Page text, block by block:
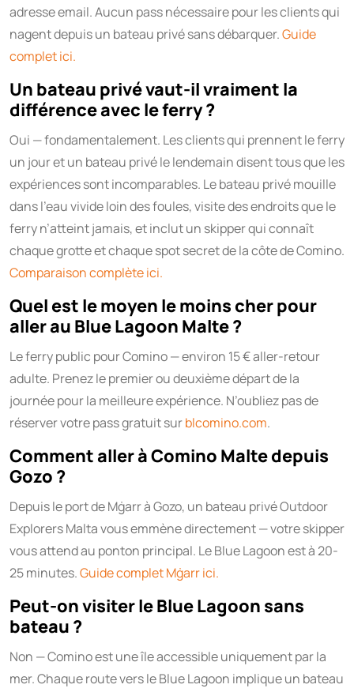
adresse email. Aucun pass nécessaire pour les clients qui
nagent depuis un bateau privé sans débarquer.Guide
complet ici.
Un bateau privé vaut-il vraiment la
différence avec le ferry ?
Oui — fondamentalement. Les clients qui prennent le ferry
un jour et un bateau privé le lendemain disent tous que les
expériences sont incomparables. Le bateau privé mouille
dans l’eau vivide loin des foules, visite des endroits que le
ferry n’atteint jamais, et inclut un skipper qui connaît
chaque grotte et chaque spot secret de la côte de Comino.
Comparaison complète ici.
Quel est le moyen le moins cher pour
aller au Blue Lagoon Malte ?
Le ferry public pour Comino — environ 15 € aller-retour
adulte. Prenez le premier ou deuxième départ de la
journée pour la meilleure expérience. N’oubliez pas de
réserver votre pass gratuit surblcomino.com.
Comment aller à Comino Malte depuis
Gozo ?
Depuis le port de Mġarr à Gozo, un bateau privé Outdoor
Explorers Malta vous emmène directement — votre skipper
vous attend au ponton principal. Le Blue Lagoon est à 20-
25 minutes.Guide complet Mġarr ici.
Peut-on visiter le Blue Lagoon sans
bateau ?
Non — Comino est une île accessible uniquement par la
mer. Chaque route vers le Blue Lagoon implique un bateau